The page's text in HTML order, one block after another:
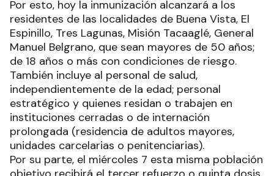
Por esto, hoy la inmunización alcanzará a los
residentes de las localidades de Buena Vista, El
Espinillo, Tres Lagunas, Misión Tacaaglé, General
Manuel Belgrano, que sean mayores de 50 años;
de 18 años o más con condiciones de riesgo.
También incluye al personal de salud,
independientemente de la edad; personal
estratégico y quienes residan o trabajen en
instituciones cerradas o de internación
prolongada (residencia de adultos mayores,
unidades carcelarias o penitenciarias).
Por su parte, el miércoles 7 esta misma población